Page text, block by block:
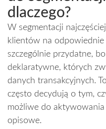
dlaczego?
W segmentacji
klientów na
szczególnie przydatne,
deklaratywne, których
danych transakcyjnych.
często decydują o tym,
możliwe do
opisowe.